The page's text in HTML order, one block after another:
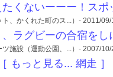
くないーーー！スポ
ト、かくれた町のス...）- 2011/09/
ラグビーの合宿をし
ツ施設（運動公園、...）- 2007/10/
［ もっと見る... 網走 ］